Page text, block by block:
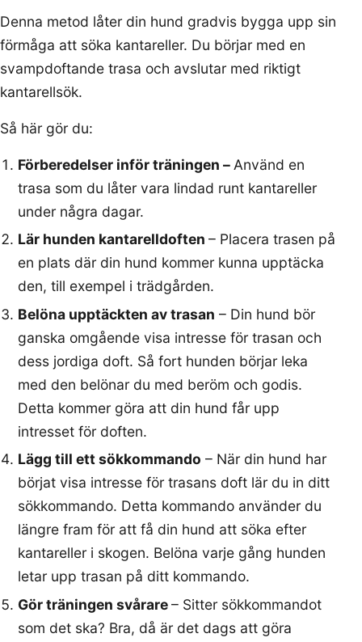
Denna metod låter din hund gradvis bygga upp sin
förmåga att söka kantareller. Du börjar med en
svampdoftande trasa och avslutar med riktigt
kantarellsök.
Så här gör du:
Förberedelser inför träningen – Använd en
trasa som du låter vara lindad runt kantareller
under några dagar.
Lär hunden kantarelldoften– Placera trasen på
en plats där din hund kommer kunna upptäcka
den, till exempel i trädgården.
Belöna upptäckten av trasan – Din hund bör
ganska omgående visa intresse för trasan och
dess jordiga doft. Så fort hunden börjar leka
med den belönar du med beröm och godis.
Detta kommer göra att din hund får upp
intresset för doften.
Lägg till ett sökkommando – När din hund har
börjat visa intresse för trasans doft lär du in ditt
sökkommando. Detta kommando använder du
längre fram för att få din hund att söka efter
kantareller i skogen. Belöna varje gång hunden
letar upp trasan på ditt kommando.
Gör träningen svårare– Sitter sökkommandot
som det ska? Bra, då är det dags att göra